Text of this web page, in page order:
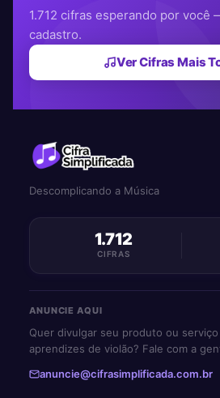
1.712 cifras esperando por você
cadastro.
Ver Cifras Mais
Descomplicando a Música
1.712
CIFRAS
ANUNCIE AQUI
Quer divulgar seu produto ou
aprendizes de violão? Fale com a
anuncie@cifrasimplificada.com.br